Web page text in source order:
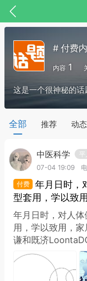
，华夏中医人：家
节气气象
特急预警】关
节返乡期间“闪
# 付费
内容 1
这是一个很神秘的话
全部 推荐 动态
中医科学
平
07-04 19:09
年月日时，
型套用，学以致
年月日时，对人
用，学以致用，
谦和既济